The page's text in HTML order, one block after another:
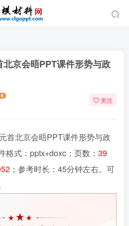
京会晤PPT课件形势与政
关注
首北京会晤PPT课件形势与政
格式：pptx+doxc；页数： 39
；参考时长：45分钟左右。可